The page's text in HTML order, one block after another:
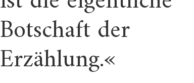
Botschaft der
Erzählung.«